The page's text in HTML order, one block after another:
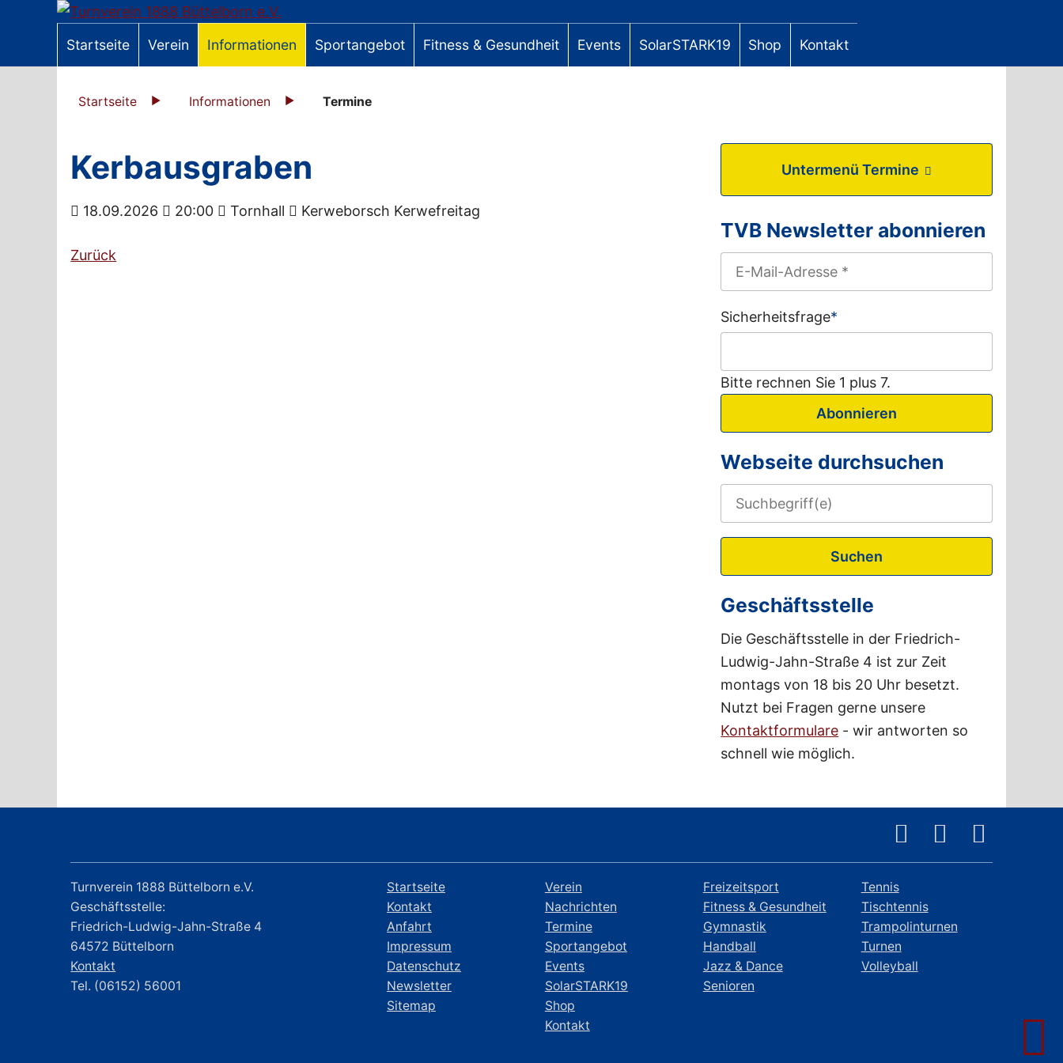
Startseite Verein Informationen Sportangebot Fitness & Gesundheit Events SolarSTARK19 Shop Kontakt
Startseite Informationen Termine
Kerbausgraben
18.09.2026 20:00 Tornhall Kerweborsch Kerwefreitag
Zurück
Untermenü Termine
TVB Newsletter abonnieren
Sicherheitsfrage*
Bitte rechnen Sie 1 plus 7.
Abonnieren
Webseite durchsuchen
Suchen
Geschäftsstelle
Die Geschäftsstelle in der Friedrich-
Ludwig-Jahn-Straße 4 ist zur Zeit
montags von 18 bis 20 Uhr besetzt.
Nutzt bei Fragen gerne unsere
Kontaktformulare - wir antworten so
schnell wie möglich.
Turnverein 1888 Büttelborn e.V.
Geschäftsstelle:
Friedrich-Ludwig-Jahn-Straße 4
64572 Büttelborn
Kontakt
Tel. (06152) 56001
Startseite
Kontakt
Anfahrt
Impressum
Datenschutz
Newsletter
Sitemap
Verein
Nachrichten
Termine
Sportangebot
Events
SolarSTARK19
Shop
Kontakt
Freizeitsport
Fitness & Gesundheit
Gymnastik
Handball
Jazz & Dance
Senioren
Tennis
Tischtennis
Trampolinturnen
Turnen
Volleyball